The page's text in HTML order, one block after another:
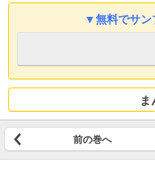
▼無料でサン
ま
前の巻へ